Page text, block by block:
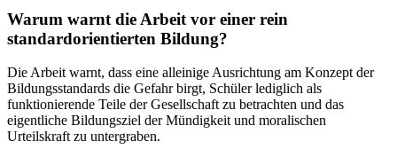
Warum warnt die Arbeit vor einer rein
standardorientierten Bildung?
Die Arbeit warnt, dass eine alleinige Ausrichtung am Konzept der
Bildungsstandards die Gefahr birgt, Schüler lediglich als
funktionierende Teile der Gesellschaft zu betrachten und das
eigentliche Bildungsziel der Mündigkeit und moralischen
Urteilskraft zu untergraben.